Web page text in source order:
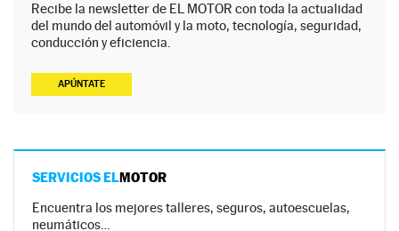
Recibe la newsletter de EL MOTOR con toda la actualidad
del mundo del automóvil y la moto, tecnología, seguridad,
conducción y eficiencia.
APÚNTATE
SERVICIOS ELMOTOR
Encuentra los mejores talleres, seguros, autoescuelas,
neumáticos…